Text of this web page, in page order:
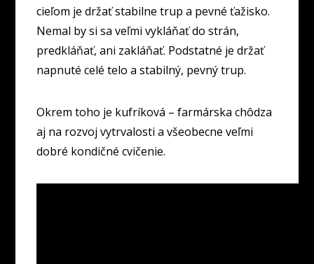
cieľom je držať stabilne trup a pevné ťažisko.
Nemal by si sa veľmi vykláňať do strán,
predkláňať, ani zakláňať. Podstatné je držať
napnuté celé telo a stabilný, pevný trup.
Okrem toho je kufríková – farmárska chôdza
aj na rozvoj vytrvalosti a všeobecne veľmi
dobré kondičné cvičenie.